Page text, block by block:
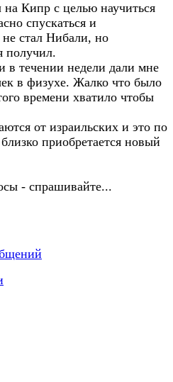
Кипр с целью научиться
спускаться и
стал Нибали, но
получил.
в течении недели дали мне
в физухе. Жалко что было
времени хватило чтобы
от израильских и это по
приобретается новый
- спрашивайте...